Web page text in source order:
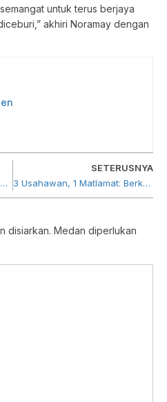
untuk terus berjaya
akhiri Noramay dengan
Sesi Jaringan Usahawan PUNB Pulau Pinang
SETERUSNYA
3 Usahawan, 1 Matlamat: Berkongsi Tip Buat Usahawan Baru
disiarkan. Medan diperlukan